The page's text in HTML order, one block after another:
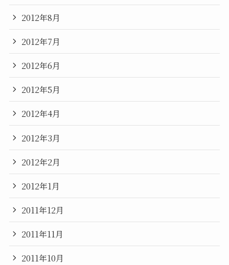
2012年8月
2012年7月
2012年6月
2012年5月
2012年4月
2012年3月
2012年2月
2012年1月
2011年12月
2011年11月
2011年10月